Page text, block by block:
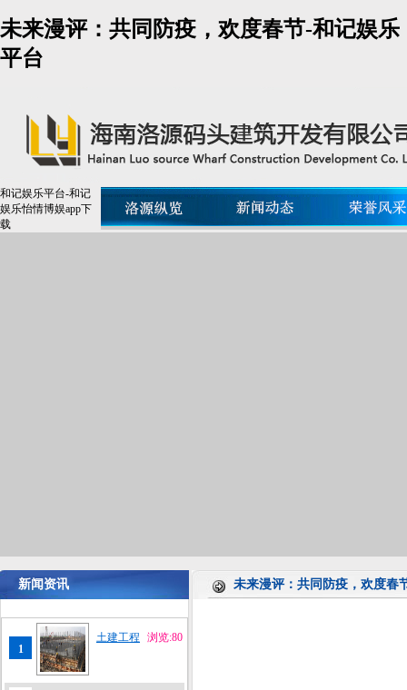
未来漫评：共同防疫，欢度春节-和记娱乐
平台
和记娱乐平台-和记
娱乐怡情博娱app下
载
新闻资讯 未来漫评：共同防疫，欢度春
1
土建工程 浏览:80